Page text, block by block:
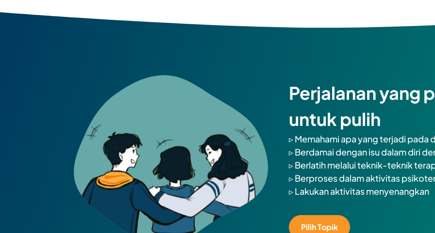
Perjalanan yang
untuk pulih
▹ Memahami apa yang terjadi pada
▹ Berdamai dengan isu dalam diri
▹ Berlatih melalui teknik-teknik
▹ Berproses dalam aktivitas
▹ Lakukan aktivitas menyenangkan
Pilih Topik